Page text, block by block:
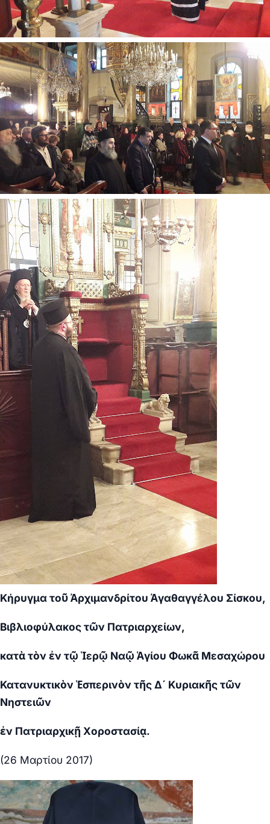
Κήρυγμα τοῦ Ἀρχιμανδρίτου Ἀγαθαγγέλου Σίσκου,
Βιβλιοφύλακος τῶν Πατριαρχείων,
κατὰ τὸν ἐν τῷ Ἱερῷ Ναῷ Ἁγίου Φωκᾶ Μεσαχώρου
Κατανυκτικὸν Ἑσπερινὸν τῆς Δ´ Κυριακῆς τῶν
Νηστειῶν
ἐν Πατριαρχικῇ Χοροστασίᾳ.
(26 Μαρτίου 2017)